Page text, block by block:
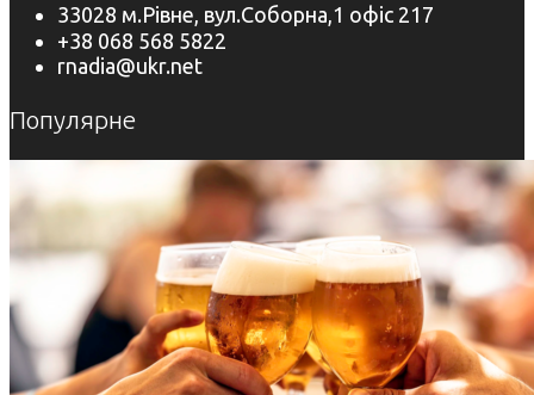
33028 м.Рівне, вул.Соборна,1 офіс 217
+38 068 568 5822
rnadia@ukr.net
Популярне